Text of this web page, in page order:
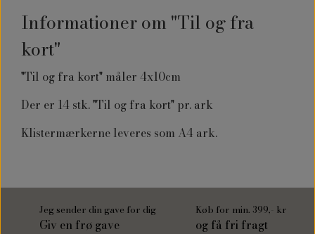
Informationer om "Til og fra
kort"
"Til og fra kort" måler 4x10cm
Der er 14 stk. "Til og fra kort" pr. ark
Klistermærkerne leveres som A4 ark.
Jeg sender din gave for dig
Giv en frø gave
Køb for min. 399,- kr
og få fri fragt